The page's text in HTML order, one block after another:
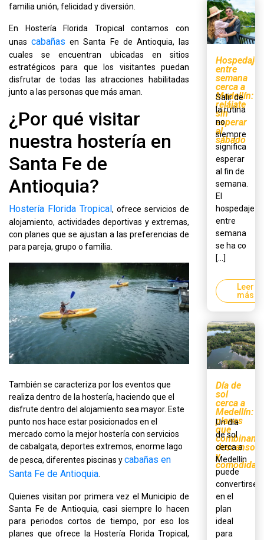
familia unión, felicidad y diversión.
En Hostería Florida Tropical contamos con
unascabañas en Santa Fe de Antioquia, las
cuales se encuentran ubicadas en sitios
estratégicos para que los visitantes puedan
disfrutar de todas las atracciones habilitadas
junto a las personas que más aman.
¿Por qué visitar
nuestra hostería en
Santa Fe de
Antioquia?
Hostería Florida Tropical , ofrece servicios de
alojamiento, actividades deportivas y extremas,
con planes que se ajustan a las preferencias de
para pareja, grupo o familia.
También se caracteriza por los eventos que
realiza dentro de la hostería, haciendo que el
disfrute dentro del alojamiento sea mayor. Este
punto nos hace estar posicionados en el
mercado como la mejor hostería con servicios
de cabalgata, deportes extremos, enorme lago
de pesca, diferentes piscinas ycabañas en
Santa Fe de Antioquia
Quienes visitan por primera vez el Municipio de
Santa Fe de Antioquia, casi siempre lo hacen
para periodos cortos de tiempo, por eso los
planes que ofrece la Hostería Florida Tropical,
Hospedaje
entre
semana
cerca a
Medellín:
relájate
sin
esperar
al
sábado
Salir de
la rutina
no
siempre
significa
esperar
al fin de
semana.
El
hospedaje
entre
semana
se ha co
[...]
Leer
más
Día de
sol
cerca a
Medellín:
planes
que
combinan
descanso
y
comodidad
Un día
de sol
cerca a
Medellín
puede
convertirse
en el
plan
ideal
para